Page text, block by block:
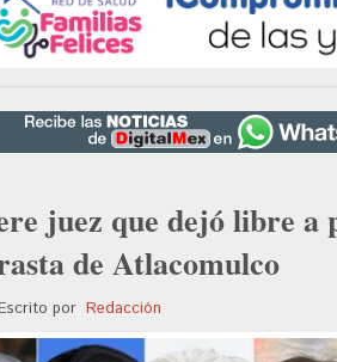
juez que dejó libre a
de Atlacomulco
por Redacción